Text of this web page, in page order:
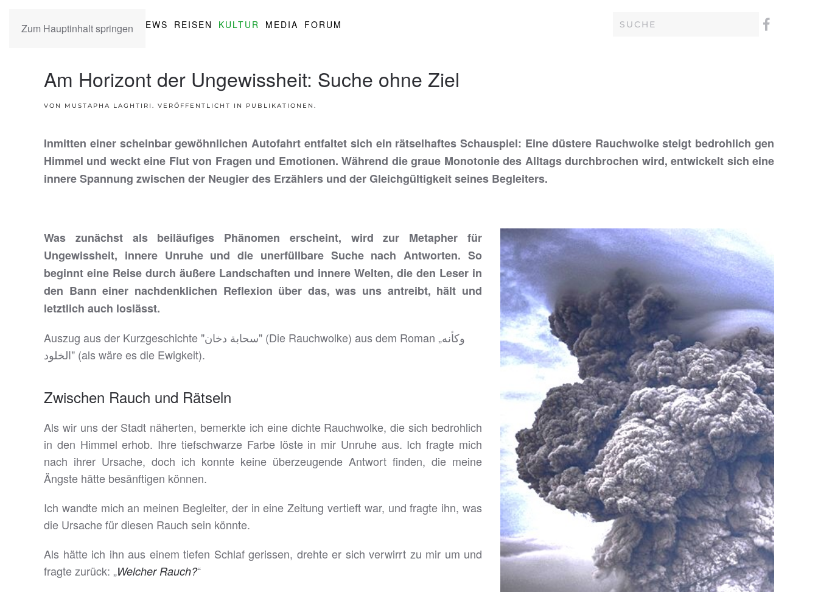
Zum Hauptinhalt springen NEWS REISEN KULTUR MEDIA FORUM
Am Horizont der Ungewissheit: Suche ohne Ziel
VON MUSTAPHA LAGHTIRI. VERÖFFENTLICHT IN PUBLIKATIONEN .
Inmitten einer scheinbar gewöhnlichen Autofahrt entfaltet sich ein rätselhaftes Schauspiel: Eine düstere Rauchwolke steigt bedrohlich gen
Himmel und weckt eine Flut von Fragen und Emotionen. Während die graue Monotonie des Alltags durchbrochen wird, entwickelt sich eine
innere Spannung zwischen der Neugier des Erzählers und der Gleichgültigkeit seines Begleiters.
Was zunächst als beiläufiges Phänomen erscheint, wird zur Metapher für
Ungewissheit, innere Unruhe und die unerfüllbare Suche nach Antworten. So
beginnt eine Reise durch äußere Landschaften und innere Welten, die den Leser in
den Bann einer nachdenklichen Reflexion über das, was uns antreibt, hält und
letztlich auch loslässt.
Auszug aus der Kurzgeschichte "سحابة دخان" (Die Rauchwolke) aus dem Roman „وكأنه
الخلود" (als wäre es die Ewigkeit).
Zwischen Rauch und Rätseln
Als wir uns der Stadt näherten, bemerkte ich eine dichte Rauchwolke, die sich bedrohlich
in den Himmel erhob. Ihre tiefschwarze Farbe löste in mir Unruhe aus. Ich fragte mich
nach ihrer Ursache, doch ich konnte keine überzeugende Antwort finden, die meine
Ängste hätte besänftigen können.
Ich wandte mich an meinen Begleiter, der in eine Zeitung vertieft war, und fragte ihn, was
die Ursache für diesen Rauch sein könnte.
Als hätte ich ihn aus einem tiefen Schlaf gerissen, drehte er sich verwirrt zu mir um und
fragte zurück: „Welcher Rauch?“